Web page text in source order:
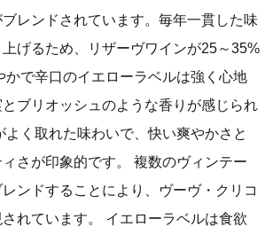
レンドされています。毎年一貫した味
げるため、リザーヴワインが25～35%
かで辛口のイエローラベルは強く心地
ブリオッシュのような香りが感じられ
よく取れた味わいで、快い爽やかさと
さが印象的です。 複数のヴィンテー
ンドすることにより、ヴーヴ・クリコ
れています。 イエローラベルは食欲